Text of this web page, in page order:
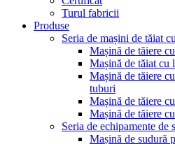
Turul fabricii
Produse
Seria de mașini de tăiat
Mașină de tăiere
Mașină de tăiat cu
Mașină de tăiere
tuburi
Mașină de tăiere
Mașină de tăiere
Seria de echipamente de
Mașină de sudură